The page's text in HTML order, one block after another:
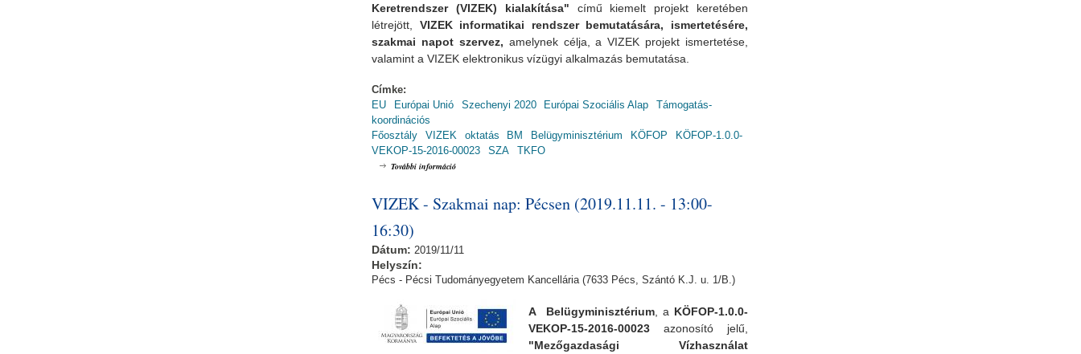
Keretrendszer (VIZEK) kialakítása" című kiemelt projekt keretében
létrejött, VIZEK informatikai rendszer bemutatására, ismertetésére,
szakmai napot szervez, amelynek célja, a VIZEK projekt ismertetése,
valamint a VIZEK elektronikus vízügyi alkalmazás bemutatása.
Címke:
EU
Európai Unió Szechenyi 2020 Európai Szociális Alap
Támogatás-
koordinációs
Főosztály
VIZEK oktatás BM Belügyminisztérium KÖFOP
KÖFOP-1.0.0-
VEKOP-15-2016-00023
SZA TKFO
További információ
VIZEK - Szakmai nap: Pécsen (2019.11.11. - 13:00-
16:30)
Dátum: 2019/11/11
Helyszín:
Pécs - Pécsi Tudományegyetem Kancellária (7633 Pécs, Szántó K.J. u. 1/B.)
A Belügyminisztérium , a KÖFOP-1.0.0-
VEKOP-15-2016-00023 azonosító jelű,
"Mezőgazdasági Vízhasználat